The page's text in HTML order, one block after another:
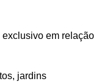
em relação
jardins